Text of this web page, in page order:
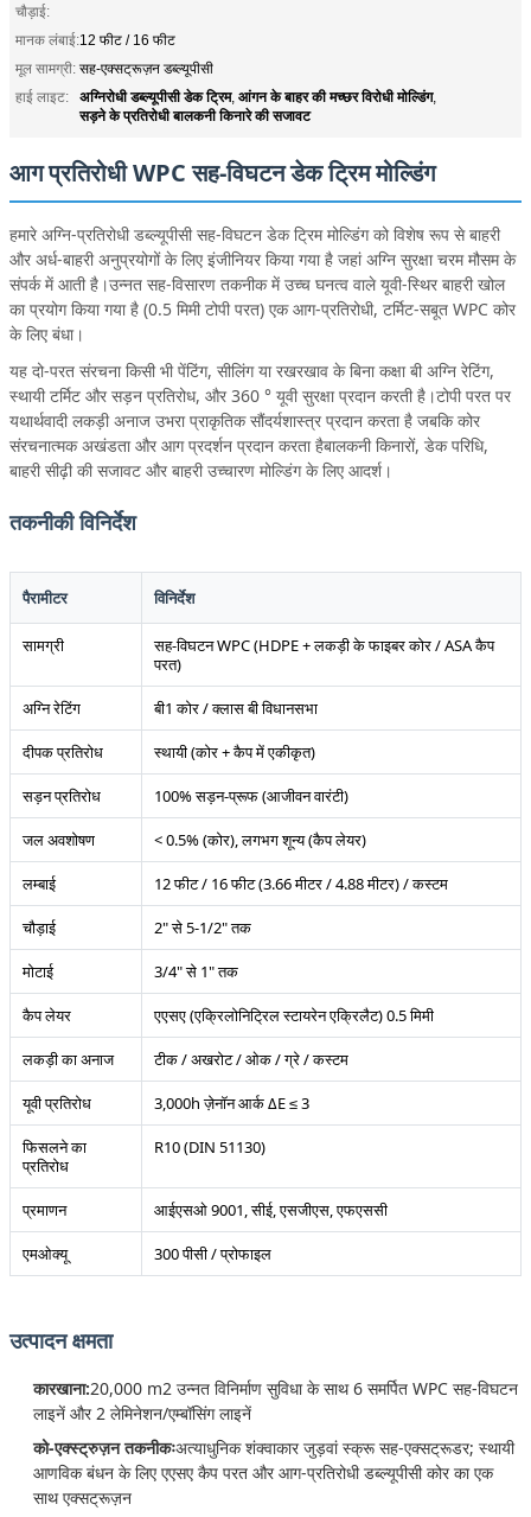
चौड़ाई:
मानक लंबाई:12 फीट / 16 फीट
मूल सामग्री: सह-एक्सट्रूज़न डब्ल्यूपीसी
हाई लाइट:
अग्निरोधी डब्ल्यूपीसी डेक ट्रिम, आंगन के बाहर की मच्छर विरोधी मोल्डिंग,
सड़ने के प्रतिरोधी बालकनी किनारे की सजावट
आग प्रतिरोधी WPC सह-विघटन डेक ट्रिम मोल्डिंग
हमारे अग्नि-प्रतिरोधी डब्ल्यूपीसी सह-विघटन डेक ट्रिम मोल्डिंग को विशेष रूप से बाहरी
और अर्ध-बाहरी अनुप्रयोगों के लिए इंजीनियर किया गया है जहां अग्नि सुरक्षा चरम मौसम के
संपर्क में आती है।उन्नत सह-विसारण तकनीक में उच्च घनत्व वाले यूवी-स्थिर बाहरी खोल
का प्रयोग किया गया है (0.5 मिमी टोपी परत) एक आग-प्रतिरोधी, टर्मिट-सबूत WPC कोर
के लिए बंधा।
यह दो-परत संरचना किसी भी पेंटिंग, सीलिंग या रखरखाव के बिना कक्षा बी अग्नि रेटिंग,
स्थायी टर्मिट और सड़न प्रतिरोध, और 360 ° यूवी सुरक्षा प्रदान करती है।टोपी परत पर
यथार्थवादी लकड़ी अनाज उभरा प्राकृतिक सौंदर्यशास्त्र प्रदान करता है जबकि कोर
संरचनात्मक अखंडता और आग प्रदर्शन प्रदान करता हैबालकनी किनारों, डेक परिधि,
बाहरी सीढ़ी की सजावट और बाहरी उच्चारण मोल्डिंग के लिए आदर्श।
तकनीकी विनिर्देश
पैरामीटर विनिर्देश
सामग्री
सह-विघटन WPC (HDPE + लकड़ी के फाइबर कोर / ASA कैप
परत)
अग्नि रेटिंग बी1 कोर / क्लास बी विधानसभा
दीपक प्रतिरोध स्थायी (कोर + कैप में एकीकृत)
सड़न प्रतिरोध 100% सड़न-प्रूफ (आजीवन वारंटी)
जल अवशोषण < 0.5% (कोर), लगभग शून्य (कैप लेयर)
लम्बाई 12 फीट / 16 फीट (3.66 मीटर / 4.88 मीटर) / कस्टम
चौड़ाई 2" से 5-1/2" तक
मोटाई 3/4" से 1" तक
कैप लेयर एएसए (एक्रिलोनिट्रिल स्टायरेन एक्रिलैट) 0.5 मिमी
लकड़ी का अनाज टीक / अखरोट / ओक / ग्रे / कस्टम
यूवी प्रतिरोध 3,000h ज़ेनॉन आर्क ΔE ≤ 3
फिसलने का
प्रतिरोध
R10 (DIN 51130)
प्रमाणन आईएसओ 9001, सीई, एसजीएस, एफएससी
एमओक्यू 300 पीसी / प्रोफाइल
उत्पादन क्षमता
कारखाना:20,000 m2 उन्नत विनिर्माण सुविधा के साथ 6 समर्पित WPC सह-विघटन
लाइनें और 2 लेमिनेशन/एम्बॉसिंग लाइनें
को-एक्स्ट्रुज़न तकनीकःअत्याधुनिक शंक्वाकार जुड़वां स्क्रू सह-एक्सट्रूडर; स्थायी
आणविक बंधन के लिए एएसए कैप परत और आग-प्रतिरोधी डब्ल्यूपीसी कोर का एक
साथ एक्सट्रूज़न